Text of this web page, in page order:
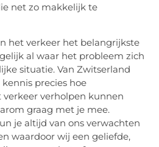
net zo makkelijk te
het verkeer het belangrijkste
al waar het probleem zich
situatie. Van Zwitserland
precies hoe
verholpen kunnen
graag met je mee.
je altijd van ons verwachten
waardoor wij een geliefde,